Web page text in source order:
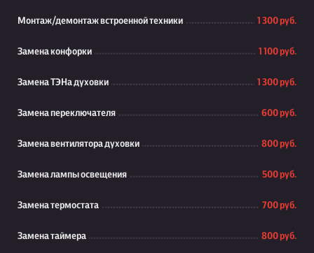
Монтаж/демонтаж встроенной техники 1 300 руб.
Замена конфорки 1 100 руб.
Замена ТЭНа духовки 1 300 руб.
Замена переключателя 600 руб.
Замена вентилятора духовки 800 руб.
Замена лампы освещения 500 руб.
Замена термостата 700 руб.
Замена таймера 800 руб.